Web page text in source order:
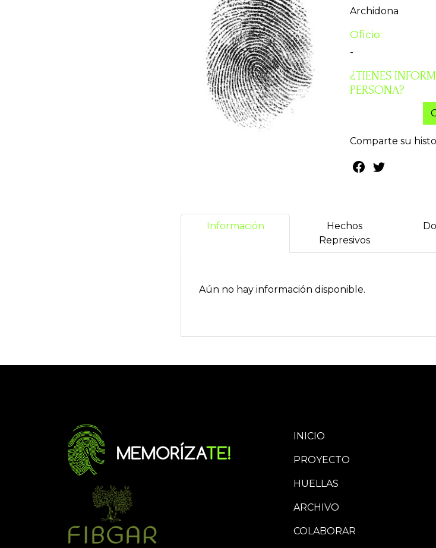
Archidona
Oficio:
-
¿TIENES
PERSONA?
Comparte su
Información
Hechos
Represivos
Aún no hay información disponible.
INICIO
PROYECTO
HUELLAS
ARCHIVO
COLABORAR